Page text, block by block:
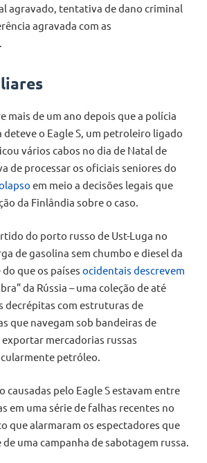
agravado, tentativa de dano criminal
agravada com as
mais de um ano depois que a polícia
o Eagle S, um petroleiro ligado
vários cabos no dia de Natal de
de processar os oficiais seniores do
em meio a decisões legais que
da Finlândia sobre o caso.
do porto russo de Ust-Luga no
de gasolina sem chumbo e diesel da
que os países ocidentais descrevem
da Rússia – uma coleção de até
decrépitas com estruturas de
que navegam sob bandeiras de
mercadorias russas
petróleo.
causadas pelo Eagle S estavam entre
em uma série de falhas recentes no
que alarmaram os espectadores que
uma campanha de sabotagem russa.